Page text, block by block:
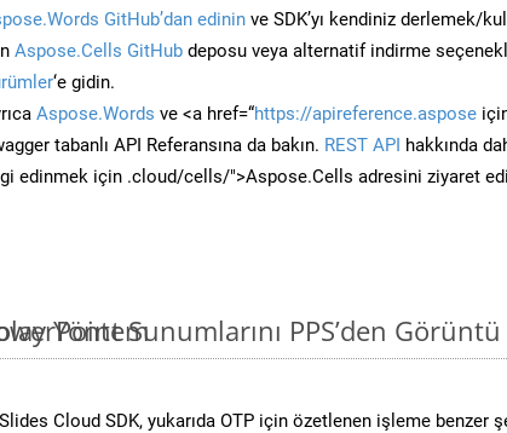
GitHub’dan edinin ve SDK’yı kendiniz derlemek/
Aspose.Cells GitHub deposu veya alternatif indirme
‘e gidin.
Aspose.Words ve <a href=“https://apireference.aspose
tabanlı API Referansına da bakın. REST API hakkında
edinmek için .cloud/cells/">Aspose.Cells adresini ziyaret
YöntemSunumlarını PPS’den
Cloud SDK, yukarıda OTP için özetlenen işleme benzer